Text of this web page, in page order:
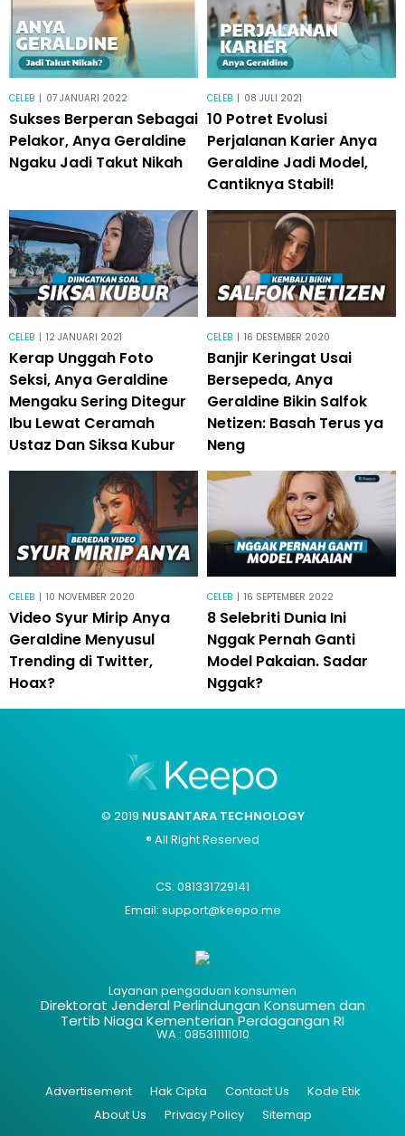
CELEB | 07 JANUARI 2022
Sukses Berperan Sebagai
Pelakor, Anya Geraldine
Ngaku Jadi Takut Nikah
CELEB | 08 JULI 2021
10 Potret Evolusi
Perjalanan Karier Anya
Geraldine Jadi Model,
Cantiknya Stabil!
CELEB | 12 JANUARI 2021
Kerap Unggah Foto
Seksi, Anya Geraldine
Mengaku Sering Ditegur
Ibu Lewat Ceramah
Ustaz Dan Siksa Kubur
CELEB | 16 DESEMBER 2020
Banjir Keringat Usai
Bersepeda, Anya
Geraldine Bikin Salfok
Netizen: Basah Terus ya
Neng
CELEB | 10 NOVEMBER 2020
Video Syur Mirip Anya
Geraldine Menyusul
Trending di Twitter,
Hoax?
CELEB | 16 SEPTEMBER 2022
8 Selebriti Dunia Ini
Nggak Pernah Ganti
Model Pakaian. Sadar
Nggak?
© 2019 NUSANTARA TECHNOLOGY
® All Right Reserved
CS: 081331729141
Email: support@keepo.me
Layanan pengaduan konsumen
Direktorat Jenderal Perlindungan Konsumen dan
Tertib Niaga Kementerian Perdagangan RI
WA : 085311111010
Advertisement Hak Cipta Contact Us
Kode Etik
About Us
Privacy Policy Sitemap